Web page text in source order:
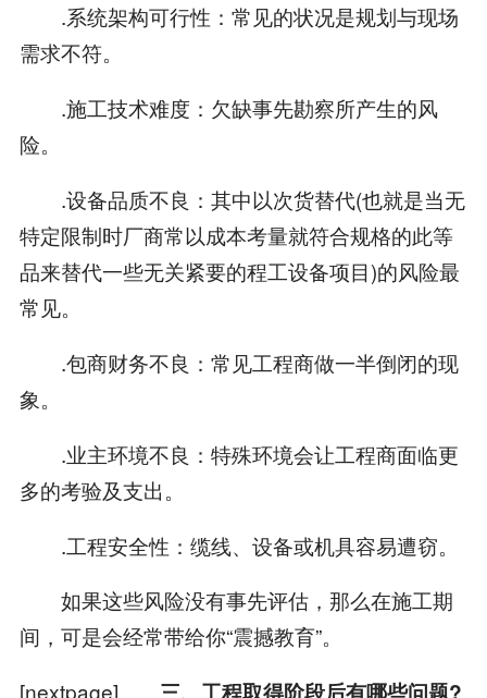
.系统架构可行性：常见的状况是规划与现场
需求不符。
.施工技术难度：欠缺事先勘察所产生的风
险。
.设备品质不良：其中以次货替代(也就是当无
特定限制时厂商常以成本考量就符合规格的此等
品来替代一些无关紧要的程工设备项目)的风险最
常见。
.包商财务不良：常见工程商做一半倒闭的现
象。
.业主环境不良：特殊环境会让工程商面临更
多的考验及支出。
.工程安全性：缆线、设备或机具容易遭窃。
如果这些风险没有事先评估，那么在施工期
间，可是会经常带给你“震撼教育”。
[nextpage]